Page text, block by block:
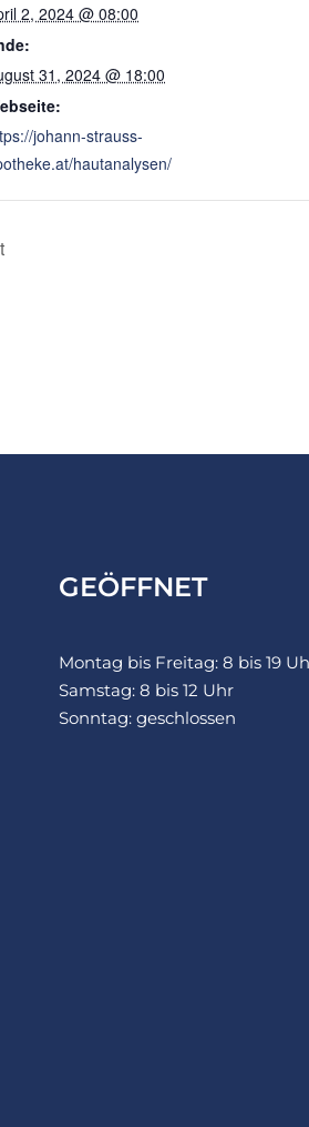
2, 2024 @ 08:00
31, 2024 @ 18:00
johann-strauss-
hautanalysen/
GEÖFFNET
Montag bis Freitag: 8 bis 19
Samstag: 8 bis 12 Uhr
Sonntag: geschlossen